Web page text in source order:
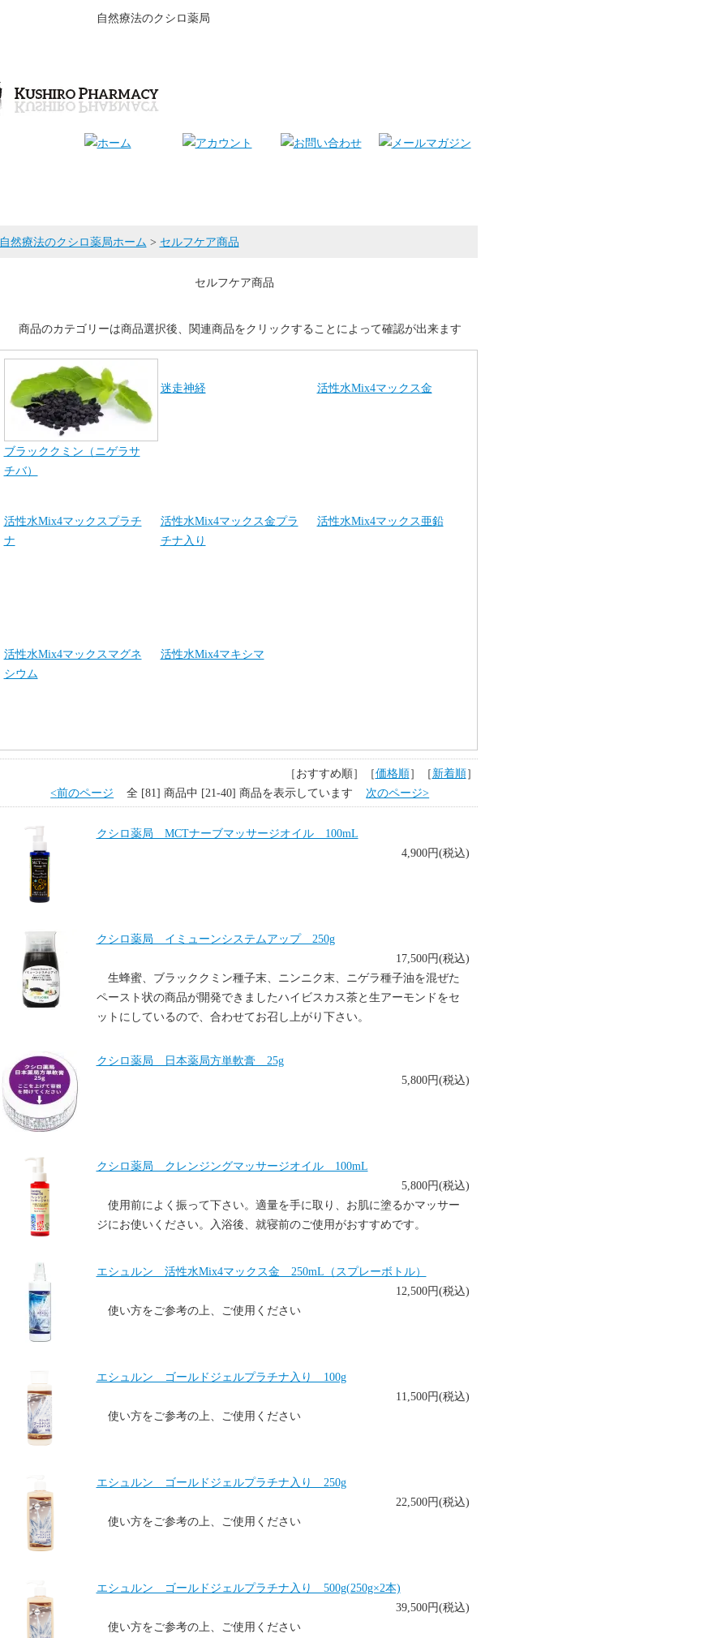
自然療法のクシロ薬局
自然療法のクシロ薬局ホーム > セルフケア商品
セルフケア商品
商品のカテゴリーは商品選択後、関連商品をクリックすることによって確認が出来ます
ブラッククミン（ニゲラサ
チバ）
迷走神経 活性水Mix4マックス金
活性水Mix4マックスプラチ
ナ
活性水Mix4マックス金プラ
チナ入り
活性水Mix4マックス亜鉛
活性水Mix4マックスマグネ
シウム
活性水Mix4マキシマ
［おすすめ順］［価格順］［新着順］
<前のページ 全 [81] 商品中 [21-40] 商品を表示しています 次のページ>
クシロ薬局 MCTナーブマッサージオイル 100mL
4,900円(税込)
クシロ薬局 イミューンシステムアップ 250g
17,500円(税込)
生蜂蜜、ブラッククミン種子末、ニンニク末、ニゲラ種子油を混ぜた
ペースト状の商品が開発できましたハイビスカス茶と生アーモンドをセ
ットにしているので、合わせてお召し上がり下さい。
クシロ薬局 日本薬局方単軟膏 25g
5,800円(税込)
クシロ薬局 クレンジングマッサージオイル 100mL
5,800円(税込)
使用前によく振って下さい。適量を手に取り、お肌に塗るかマッサー
ジにお使いください。入浴後、就寝前のご使用がおすすめです。
エシュルン 活性水Mix4マックス金 250mL（スプレーボトル）
12,500円(税込)
使い方をご参考の上、ご使用ください
エシュルン ゴールドジェルプラチナ入り 100g
11,500円(税込)
使い方をご参考の上、ご使用ください
エシュルン ゴールドジェルプラチナ入り 250g
22,500円(税込)
使い方をご参考の上、ご使用ください
エシュルン ゴールドジェルプラチナ入り 500g(250g×2本)
39,500円(税込)
使い方をご参考の上、ご使用ください